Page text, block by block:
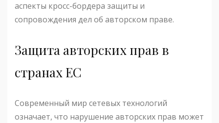
аспекты кросс-бордера защиты и
сопровождения дел об авторском праве.
Защита авторских прав в
странах ЕС
Современный мир сетевых технологий
означает, что нарушение авторских прав может